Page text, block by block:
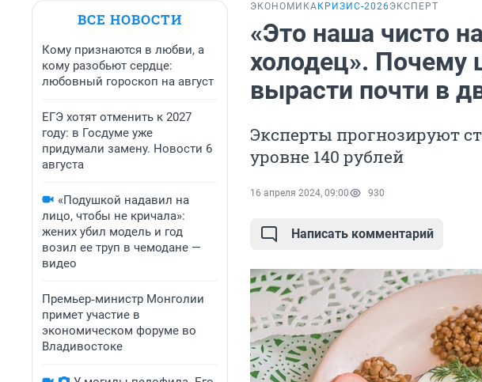
ВСЕ НОВОСТИ
Кому признаются в любви, а
кому разобьют сердце:
любовный гороскоп на август
ЕГЭ хотят отменить к 2027
году: в Госдуме уже
придумали замену. Новости 6
августа
«Подушкой надавил на
лицо, чтобы не кричала»:
жених убил модель и год
возил ее труп в чемодане —
видео
Премьер‑министр Монголии
примет участие в
экономическом форуме во
Владивостоке
ЭКОНОМИКА КРИЗИС-2026ЭКСПЕРТ
«Это наша чисто
холодец». Почему
вырасти почти в
Эксперты прогнозируют
уровне 140 рублей
16 апреля 2024, 09:00 930
Написать комментарий